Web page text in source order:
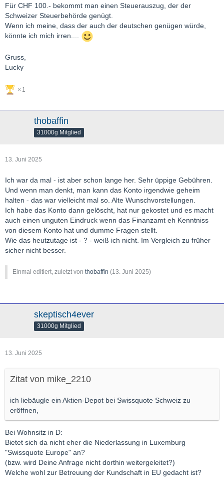
Für CHF 100.- bekommt man einen Steuerauszug, der der
Schweizer Steuerbehörde genügt.
Wenn ich meine, dass der auch der deutschen genügen würde,
könnte ich mich irren....
Gruss,
Lucky
1
thobaffin
31000g Mitglied
13. Juni 2025
Ich war da mal - ist aber schon lange her. Sehr üppige Gebühren.
Und wenn man denkt, man kann das Konto irgendwie geheim
halten - das war vielleicht mal so. Alte Wunschvorstellungen.
Ich habe das Konto dann gelöscht, hat nur gekostet und es macht
auch einen unguten Eindruck wenn das Finanzamt eh Kenntniss
von diesem Konto hat und dumme Fragen stellt.
Wie das heutzutage ist - ? - weiß ich nicht. Im Vergleich zu früher
sicher nicht besser.
Einmal editiert, zuletzt von thobaffin (13. Juni 2025)
skeptisch4ever
31000g Mitglied
13. Juni 2025
Zitat von mike_2210
ich liebäugle ein Aktien-Depot bei Swissquote Schweiz zu
eröffnen,
Bei Wohnsitz in D:
Bietet sich da nicht eher die Niederlassung in Luxemburg
"Swissquote Europe" an?
(bzw. wird Deine Anfrage nicht dorthin weitergeleitet?)
Welche wohl zur Betreuung der Kundschaft in EU gedacht ist?